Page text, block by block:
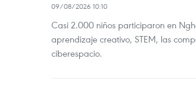
09/08/2026 10:10
Casi 2.000 niños participaron en
aprendizaje creativo, STEM, las
ciberespacio.